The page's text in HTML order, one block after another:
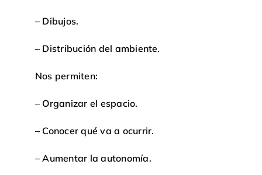
– Dibujos.
– Distribución del ambiente.
Nos permiten:
– Organizar el espacio.
– Conocer qué va a ocurrir.
– Aumentar la autonomía.